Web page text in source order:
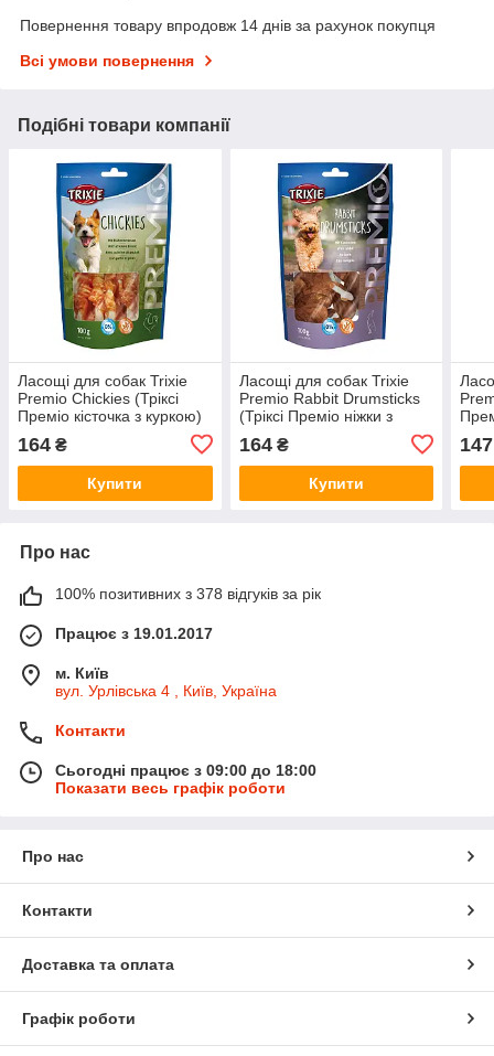
Повернення товару впродовж 14 днів за рахунок покупця
Всі умови повернення
Подібні товари компанії
Ласощі для собак Trixie
Premio Chickies (Тріксі
Преміо кісточка з куркою)
164 ₴
Купити
Ласощі для собак Trixie
Premio Rabbit Drumsticks
(Тріксі Преміо ніжки з
164₴
Купити
147
Про нас
100% позитивних з 378 відгуків за рік
Працює з 19.01.2017
м. Київ
вул. Урлівська 4 , Київ, Україна
Контакти
Сьогодні працює з 09:00 до 18:00
Показати весь графік роботи
Про нас
Контакти
Доставка та оплата
Графік роботи